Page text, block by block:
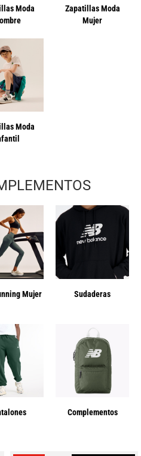
Moda
Zapatillas Moda
Mujer
Moda
Mujer Sudaderas
Complementos